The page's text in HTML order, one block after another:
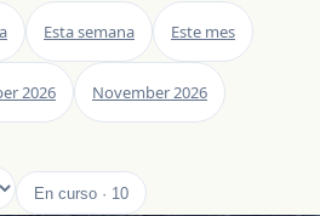
Esta semana Este mes
2026 November 2026
En curso · 10